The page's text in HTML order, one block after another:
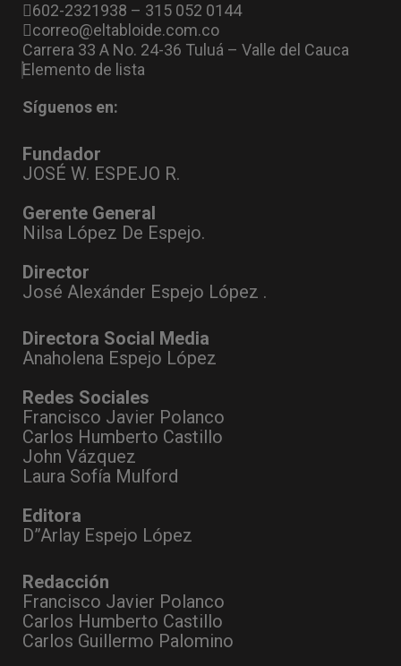
602-2321938 – 315 052 0144
correo@eltabloide.com.co
Carrera 33 A No. 24-36 Tuluá – Valle del Cauca
Elemento de lista
Síguenos en:
Fundador
JOSÉ W. ESPEJO R.
Gerente General
Nilsa López De Espejo.
Director
José Alexánder Espejo López .
Directora Social Media
Anaholena Espejo López
Redes Sociales
Francisco Javier Polanco
Carlos Humberto Castillo
John Vázquez
Laura Sofía Mulford
Editora
D”Arlay Espejo López
Redacción
Francisco Javier Polanco
Carlos Humberto Castillo
Carlos Guillermo Palomino